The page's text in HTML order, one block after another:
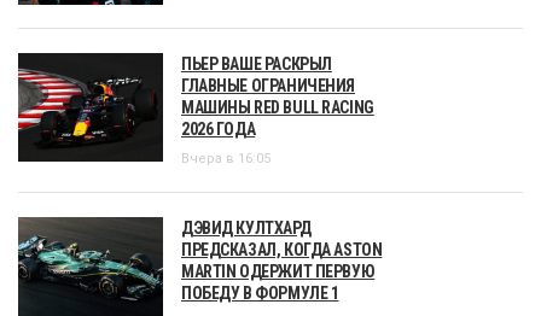
ПЬЕР ВАШЕ РАСКРЫЛ
ГЛАВНЫЕ ОГРАНИЧЕНИЯ
МАШИНЫ RED BULL RACING
2026 ГОДА
Вчера в 16:05
ДЭВИД КУЛТХАРД
ПРЕДСКАЗАЛ, КОГДА ASTON
MARTIN ОДЕРЖИТ ПЕРВУЮ
ПОБЕДУ В ФОРМУЛЕ 1